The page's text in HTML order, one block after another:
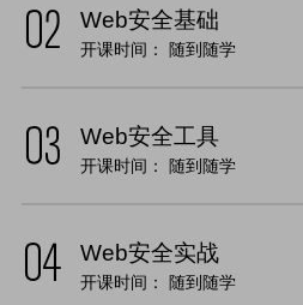
Web安全基础
开课时间： 随到随学
Web安全工具
开课时间： 随到随学
Web安全实战
开课时间： 随到随学